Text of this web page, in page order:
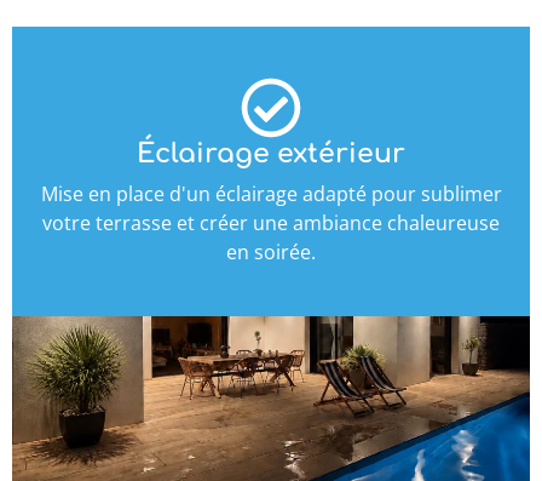
Éclairage extérieur
Mise en place d'un éclairage adapté pour sublimer
votre terrasse et créer une ambiance chaleureuse
en soirée.